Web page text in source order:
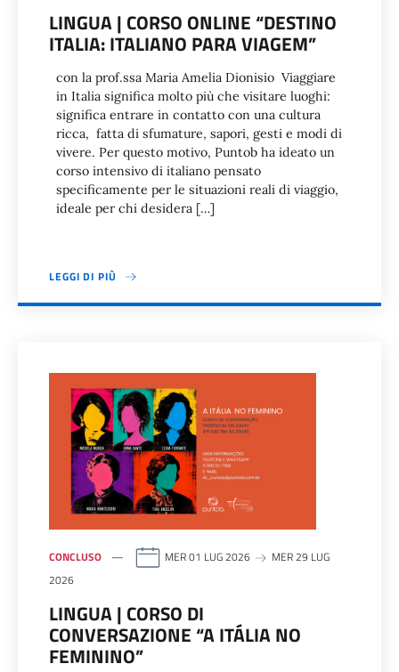
LINGUA | CORSO ONLINE “DESTINO
ITALIA: ITALIANO PARA VIAGEM”
con la prof.ssa Maria Amelia Dionisio Viaggiare
in Italia significa molto più che visitare luoghi:
significa entrare in contatto con una cultura
ricca, fatta di sfumature, sapori, gesti e modi di
vivere. Per questo motivo, Puntob ha ideato un
corso intensivo di italiano pensato
specificamente per le situazioni reali di viaggio,
ideale per chi desidera […]
LEGGI DI PIÙ
CONCLUSO MER 01 LUG 2026
MER 29 LUG
2026
LINGUA | CORSO DI
CONVERSAZIONE “A ITÁLIA NO
FEMININO”